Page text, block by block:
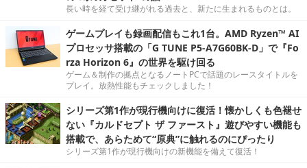
長い時を経て受け継がれる過去と、新たに生まれるものとは。
ゲームプレイも録画配信もこれ1台。AMD Ryzen™ AI
プロセッサ搭載の「G TUNE P5-A7G60BK-D」で『Fo
rza Horizon 6』の世界を駆け回る
ゲーム＆制作の拠点となるノートPCで話題のレースタイトルを
プレイ。放熱性能もチェックしました！
シリーズ第1作が現行機向けに復活！懐かしくも色褪せ
ない『カルドセプト ザ ファースト』遊びやすい機能も
搭載で、あらためて“原典”に触れるのにぴったり
シリーズ第1作が現行機向けの新機能を備えて復活！